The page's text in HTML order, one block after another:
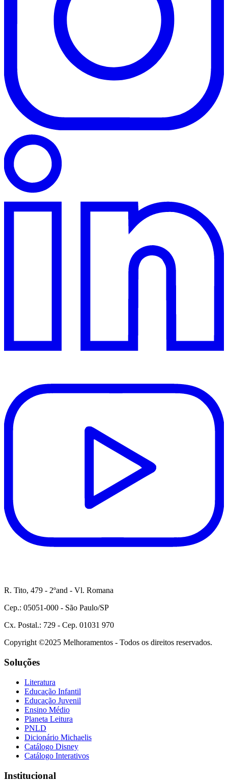
R. Tito, 479 - 2ºand - Vl. Romana
Cep.: 05051-000 - São Paulo/SP
Cx. Postal.: 729 - Cep. 01031 970
Copyright ©2025 Melhoramentos - Todos os direitos reservados.
Soluções
Literatura
Educação Infantil
Educação Juvenil
Ensino Médio
Planeta Leitura
PNLD
Dicionário Michaelis
Catálogo Disney
Catálogo Interativos
Institucional